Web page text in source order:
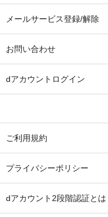
メールサービス登録/解除
お問い合わせ
dアカウントログイン
ご利用規約
プライバシーポリシー
dアカウント2段階認証とは